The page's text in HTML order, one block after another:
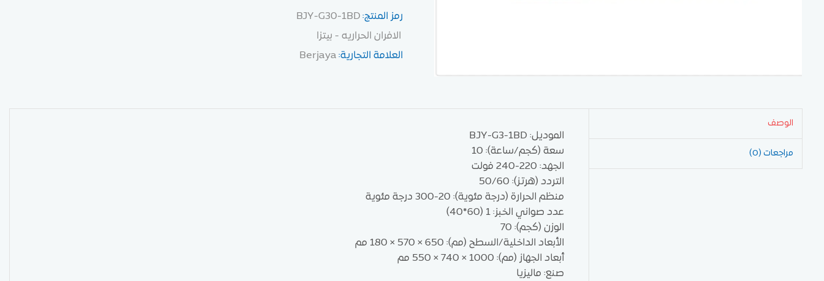
رمز المنتج: BJY-G30-1BD
الافران الحراريه - بيتزا
العلامة التجارية: Berjaya
الوصف
مراجعات (0)
الموديل: BJY-G3-1BD
سعة (كجم/ساعة): 10
الجهد: 220-240 فولت
التردد (هرتز): 50/60
منظم الحرارة (درجة مئوية): 20-300 درجة مئوية
عدد صواني الخبز: 1 (60*40)
الوزن (كجم): 70
الأبعاد الداخلية/السطح (مم): 650 × 570 × 180 مم
أبعاد الجهاز (مم): 1000 × 740 × 550 مم
صنع: ماليزيا